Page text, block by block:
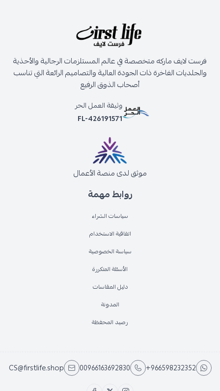
روابط مهمة
سياسات الشراء
اتفاقية الاستخدام
سياسة الخصوصية
الأسئلة المتكررة
دليل المقاسات
المدونة
رصيد المحفظة
فرست لايف ماركه متخصصة في عالم المستلزمات الرجالية والأحذية
والجلديات الفاخرة ذات الجودة العالية والتصاميم الرائعة التي تناسب
أصحاب الذوق الرفيع
وثيقة العمل الحر
FL-426191571
موثق لدى منصة الأعمال
+966598232352
00966163692830
CS@firstlife.shop